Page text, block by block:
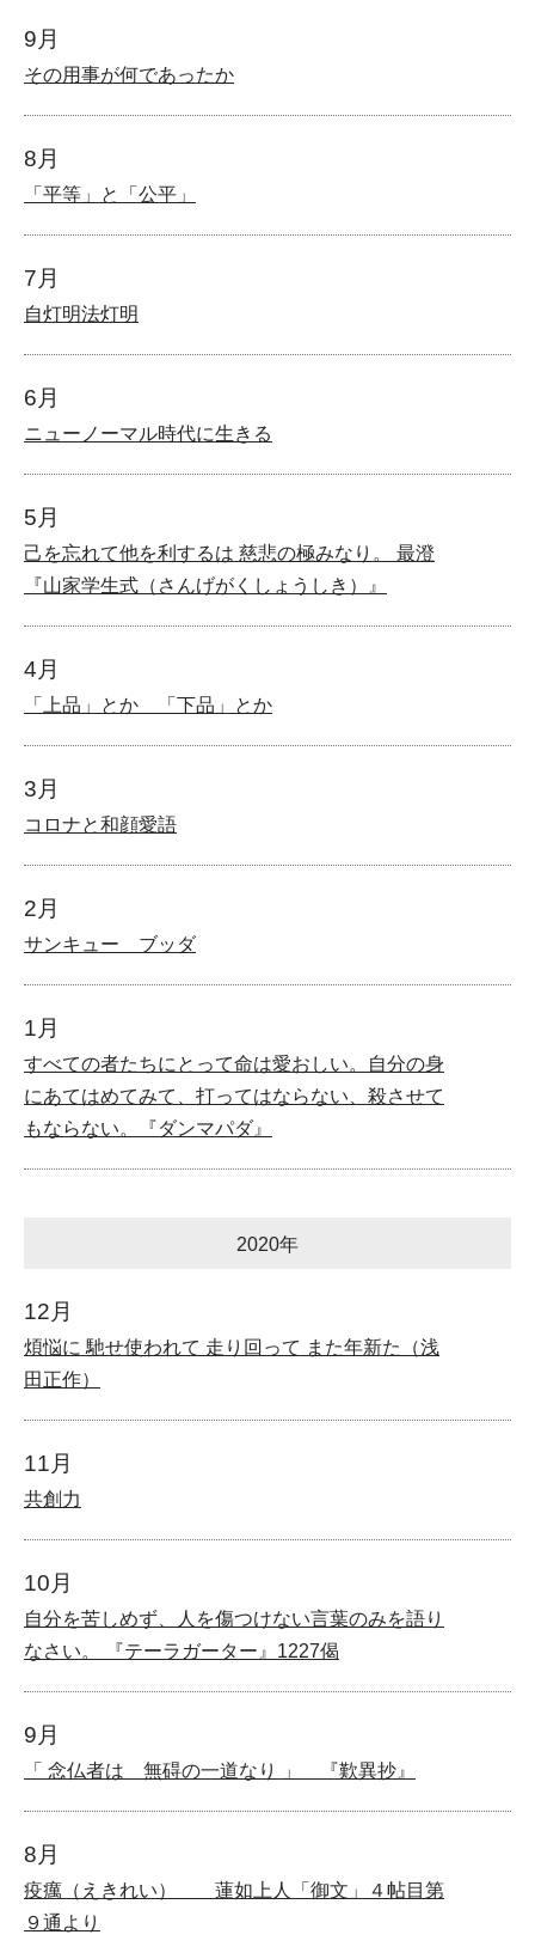
9月
その用事が何であったか
8月
「平等」と「公平」
7月
自灯明法灯明
6月
ニューノーマル時代に生きる
5月
己を忘れて他を利するは 慈悲の極みなり。 最澄
『山家学生式（さんげがくしょうしき）』
4月
「上品」とか 「下品」とか
3月
コロナと和顔愛語
2月
サンキュー ブッダ
1月
すべての者たちにとって命は愛おしい。自分の身
にあてはめてみて、打ってはならない、殺させて
もならない。『ダンマパダ』
2020年
12月
煩悩に 馳せ使われて 走り回って また年新た（浅
田正作）
11月
共創力
10月
自分を苦しめず、人を傷つけない言葉のみを語り
なさい。 『テーラガーター』1227偈
9月
「 念仏者は 無碍の一道なり 」 『歎異抄』
8月
疫癘（えきれい） 蓮如上人「御文」４帖目第
９通より